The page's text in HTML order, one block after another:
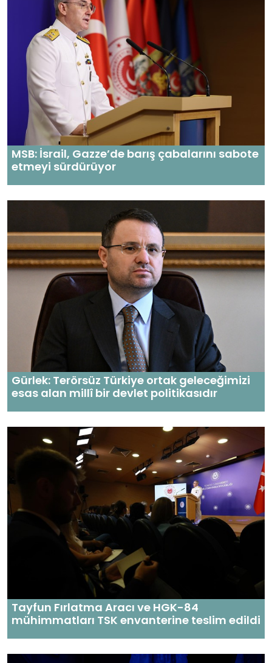
MSB: İsrail, Gazze’de barış çabalarını sabote
etmeyi sürdürüyor
Gürlek: Terörsüz Türkiye ortak geleceğimizi
esas alan millî bir devlet politikasıdır
Tayfun Fırlatma Aracı ve HGK-84
mühimmatları TSK envanterine teslim edildi